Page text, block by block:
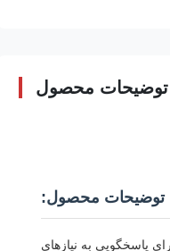
توضیحات محصول
توضیحات محصول:
پاسخگویی به نیازهای